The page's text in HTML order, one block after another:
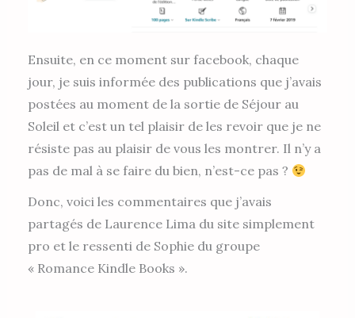
Ensuite, en ce moment sur facebook, chaque
jour, je suis informée des publications que j’avais
postées au moment de la sortie de Séjour au
Soleil et c’est un tel plaisir de les revoir que je ne
résiste pas au plaisir de vous les montrer. Il n’y a
pas de mal à se faire du bien, n’est-ce pas ?
Donc, voici les commentaires que j’avais
partagés de Laurence Lima du site simplement
pro et le ressenti de Sophie du groupe
« Romance Kindle Books ».